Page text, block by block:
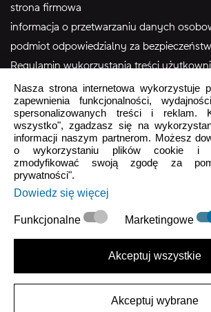
strona firmowa
informacja o przetwarzaniu danych
podmiot odpowiedzialny za
Regulamin wykorzystania treści
Obsługa Klienta
Pon - Pt9:00 - 16:00
Sob - NdzZamknięte
crocs.sklep@intersocks.pl
22 230 94 60
AkceptujePolityki Prywatności.
Nasza strona internetowa wykorzystuje
zapewnienia funkcjonalności,
spersonalizowanych treści i reklam.
wszystko", zgadzasz się na
informacji naszym partnerom. Możesz
o wykorzystaniu plików cookie i
zmodyfikować swoją zgodę za
prywatności".
Dowiedz się więcej
Funkcjonalne Marketingowe
Akceptuj wszystkie
Akceptuj wybrane